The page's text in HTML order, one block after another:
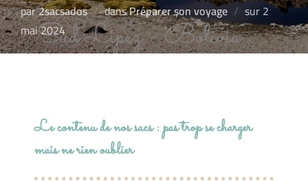
par2sacsados dansPréparer son voyage sur2
mai 2024
Le contenu de nos sacs : pas trop se charger
mais ne rien oublier